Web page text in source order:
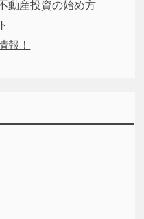
動産投資の始め方
報！